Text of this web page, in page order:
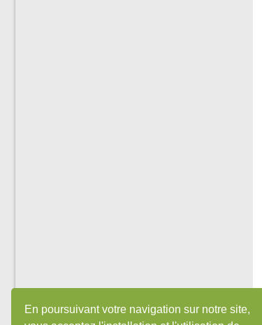
En poursuivant votre navigation sur notre site,